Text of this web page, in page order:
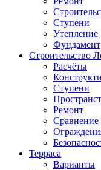
Ступени
Утепление
Фундамент
Строительство
Расчёты
Ступени
Ремонт
Сравнение
Терраса
Варианты